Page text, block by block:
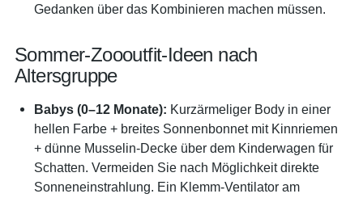
Gedanken über das Kombinieren machen müssen.
Sommer-Zoooutfit-Ideen nach
Altersgruppe
Babys (0–12 Monate): Kurzärmeliger Body in einer
hellen Farbe + breites Sonnenbonnet mit Kinnriemen
+ dünne Musselin-Decke über dem Kinderwagen für
Schatten. Vermeiden Sie nach Möglichkeit direkte
Sonneneinstrahlung. Ein Klemm-Ventilator am